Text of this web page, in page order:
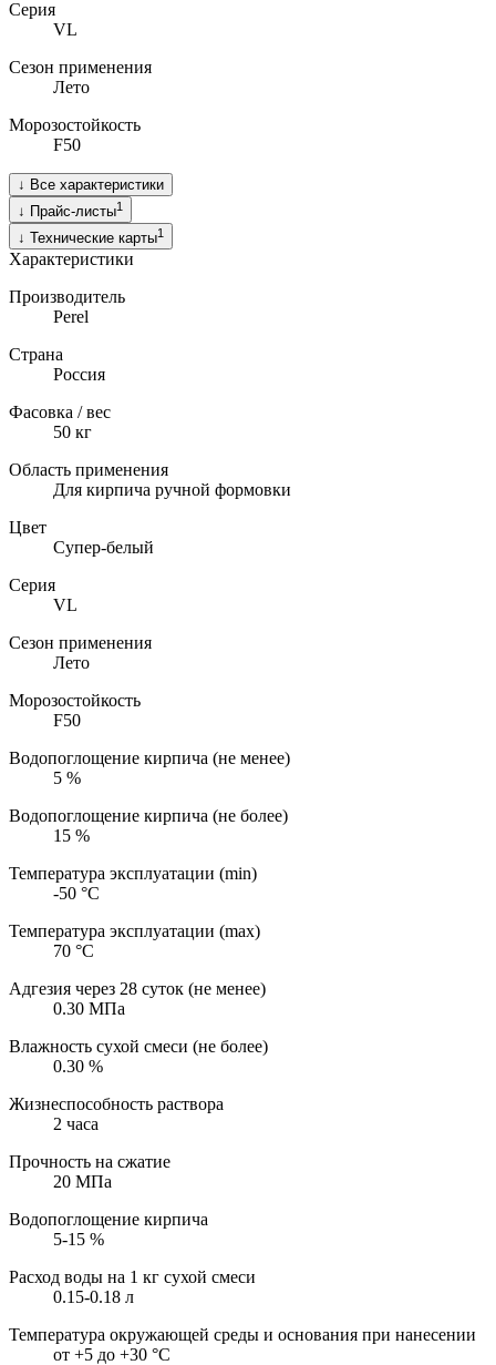
Серия
VL
Сезон применения
Лето
Морозостойкость
F50
↓ Все характеристики
↓ Прайс-листы1
↓ Технические карты1
Характеристики
Производитель
Perel
Страна
Россия
Фасовка / вес
50 кг
Область применения
Для кирпича ручной формовки
Цвет
Супер-белый
Серия
VL
Сезон применения
Лето
Морозостойкость
F50
Водопоглощение кирпича (не менее)
5 %
Водопоглощение кирпича (не более)
15 %
Температура эксплуатации (min)
-50 °С
Температура эксплуатации (max)
70 °С
Адгезия через 28 суток (не менее)
0.30 МПа
Влажность сухой смеси (не более)
0.30 %
Жизнеспособность раствора
2 часа
Прочность на сжатие
20 МПа
Водопоглощение кирпича
5-15 %
Расход воды на 1 кг сухой смеси
0.15-0.18 л
Температура окружающей среды и основания при нанесении
от +5 до +30 °С